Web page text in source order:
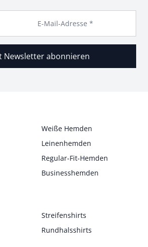
E-Mail-Adresse *
Newsletter abonnieren
Weiße Hemden
Leinenhemden
Regular-Fit-Hemden
Businesshemden
Streifenshirts
Rundhalsshirts